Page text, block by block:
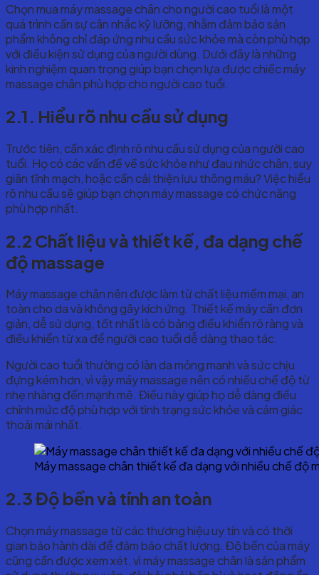
Chọn mua máy massage chân cho người cao tuổi là một
quá trình cần sự cân nhắc kỹ lưỡng, nhằm đảm bảo sản
phẩm không chỉ đáp ứng nhu cầu sức khỏe mà còn phù hợp
với điều kiện sử dụng của người dùng. Dưới đây là những
kinh nghiệm quan trọng giúp bạn chọn lựa được chiếc máy
massage chân phù hợp cho người cao tuổi.
2.1. Hiểu rõ nhu cầu sử dụng
Trước tiên, cần xác định rõ nhu cầu sử dụng của người cao
tuổi. Họ có các vấn đề về sức khỏe như đau nhức chân, suy
giãn tĩnh mạch, hoặc cần cải thiện lưu thông máu? Việc hiểu
rõ nhu cầu sẽ giúp bạn chọn máy massage có chức năng
phù hợp nhất.
2.2 Chất liệu và thiết kế, đa dạng chế
độ massage
Máy massage chân nên được làm từ chất liệu mềm mại, an
toàn cho da và không gây kích ứng. Thiết kế máy cần đơn
giản, dễ sử dụng, tốt nhất là có bảng điều khiển rõ ràng và
điều khiển từ xa để người cao tuổi dễ dàng thao tác.
Người cao tuổi thường có làn da mỏng manh và sức chịu
đựng kém hơn, vì vậy máy massage nên có nhiều chế độ từ
nhẹ nhàng đến mạnh mẽ. Điều này giúp họ dễ dàng điều
chỉnh mức độ phù hợp với tình trạng sức khỏe và cảm giác
thoải mái nhất.
Máy massage chân thiết kế đa dạng với nhiều chế độ
2.3 Độ bền và tính an toàn
Chọn máy massage từ các thương hiệu uy tín và có thời
gian bảo hành dài để đảm bảo chất lượng. Độ bền của máy
cũng cần được xem xét, vì máy massage chân là sản phẩm